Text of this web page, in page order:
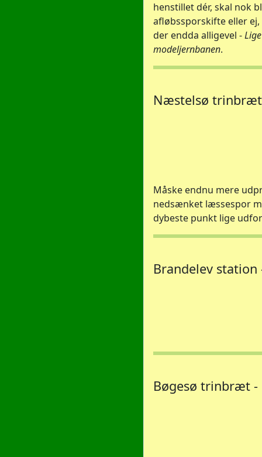
henstillet dér, skal nok
afløbssporskifte eller ej,
der endda alligevel -
modeljernbanen.
Næstelsø trinbræt
Måske endnu mere
nedsænket læssespor
dybeste punkt lige
Brandelev station
Bøgesø trinbræt -